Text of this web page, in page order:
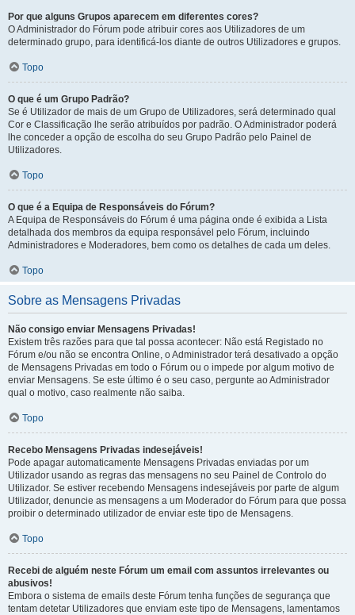
Por que alguns Grupos aparecem em diferentes cores?
O Administrador do Fórum pode atribuir cores aos Utilizadores de um
determinado grupo, para identificá-los diante de outros Utilizadores e grupos.
Topo
O que é um Grupo Padrão?
Se é Utilizador de mais de um Grupo de Utilizadores, será determinado qual
Cor e Classificação lhe serão atribuídos por padrão. O Administrador poderá
lhe conceder a opção de escolha do seu Grupo Padrão pelo Painel de
Utilizadores.
Topo
O que é a Equipa de Responsáveis do Fórum?
A Equipa de Responsáveis do Fórum é uma página onde é exibida a Lista
detalhada dos membros da equipa responsável pelo Fórum, incluindo
Administradores e Moderadores, bem como os detalhes de cada um deles.
Topo
Sobre as Mensagens Privadas
Não consigo enviar Mensagens Privadas!
Existem três razões para que tal possa acontecer: Não está Registado no
Fórum e/ou não se encontra Online, o Administrador terá desativado a opção
de Mensagens Privadas em todo o Fórum ou o impede por algum motivo de
enviar Mensagens. Se este último é o seu caso, pergunte ao Administrador
qual o motivo, caso realmente não saiba.
Topo
Recebo Mensagens Privadas indesejáveis!
Pode apagar automaticamente Mensagens Privadas enviadas por um
Utilizador usando as regras das mensagens no seu Painel de Controlo do
Utilizador. Se estiver recebendo Mensagens indesejáveis por parte de algum
Utilizador, denuncie as mensagens a um Moderador do Fórum para que possa
proibir o determinado utilizador de enviar este tipo de Mensagens.
Topo
Recebi de alguém neste Fórum um email com assuntos irrelevantes ou
abusivos!
Embora o sistema de emails deste Fórum tenha funções de segurança que
tentam detetar Utilizadores que enviam este tipo de Mensagens, lamentamos